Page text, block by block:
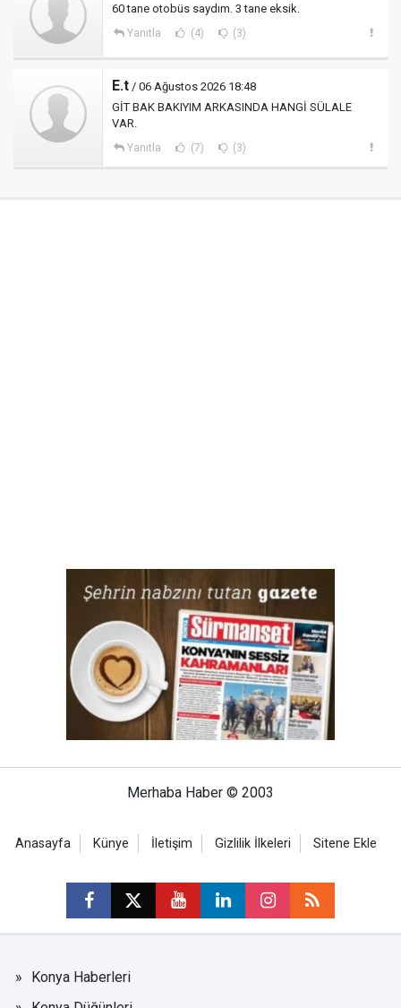
60 tane otobüs saydım. 3 tane eksik.
Yanıtla (4) (3)
E.t / 06 Ağustos 2026 18:48
GİT BAK BAKIYIM ARKASINDA HANGİ SÜLALE
VAR.
Yanıtla (7) (3)
Merhaba Haber © 2003
Anasayfa Künye İletişim Gizlilik İlkeleri Sitene Ekle
Konya Haberleri